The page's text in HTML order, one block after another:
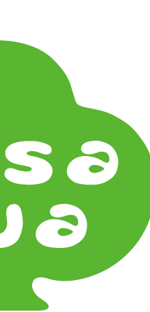
Type
& Pea Cups